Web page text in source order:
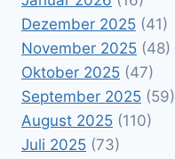
Dezember 2025 (41)
November 2025 (48)
Oktober 2025 (47)
September 2025 (59)
August 2025 (110)
Juli 2025 (73)